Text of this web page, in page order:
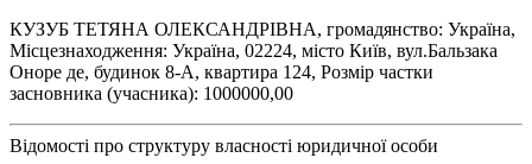
КУЗУБ ТЕТЯНА ОЛЕКСАНДРІВНА, громадянство: Україна,
Місцезнаходження: Україна, 02224, місто Київ, вул.Бальзака
Оноре де, будинок 8-А, квартира 124, Розмір частки
засновника (учасника): 1000000,00
Відомості про структуру власності юридичної особи